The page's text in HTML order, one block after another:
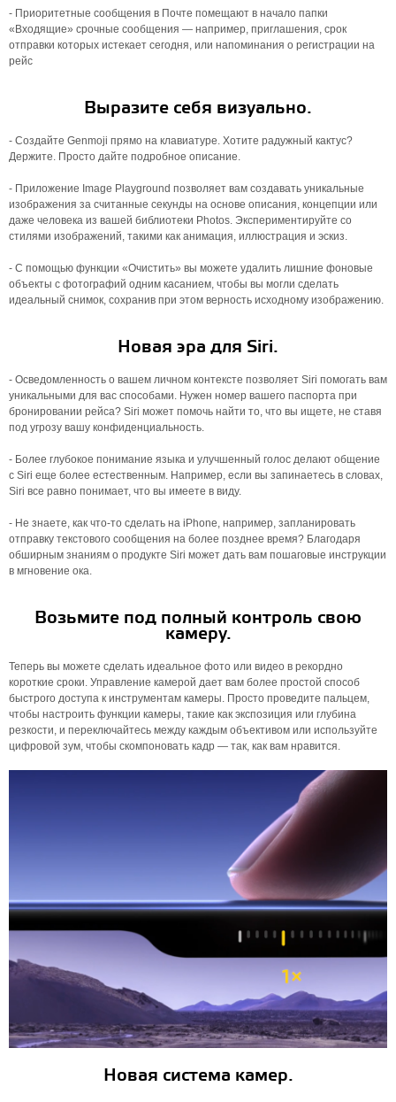
- Приоритетные сообщения в Почте помещают в начало папки
«Входящие» срочные сообщения — например, приглашения, срок
отправки которых истекает сегодня, или напоминания о регистрации на
рейс
Выразите себя визуально.
- Создайте Genmoji прямо на клавиатуре. Хотите радужный кактус?
Держите. Просто дайте подробное описание.
- Приложение Image Playground позволяет вам создавать уникальные
изображения за считанные секунды на основе описания, концепции или
даже человека из вашей библиотеки Photos. Экспериментируйте со
стилями изображений, такими как анимация, иллюстрация и эскиз.
- С помощью функции «Очистить» вы можете удалить лишние фоновые
объекты с фотографий одним касанием, чтобы вы могли сделать
идеальный снимок, сохранив при этом верность исходному изображению.
Новая эра для Siri.
- Осведомленность о вашем личном контексте позволяет Siri помогать вам
уникальными для вас способами. Нужен номер вашего паспорта при
бронировании рейса? Siri может помочь найти то, что вы ищете, не ставя
под угрозу вашу конфиденциальность.
- Более глубокое понимание языка и улучшенный голос делают общение
с Siri еще более естественным. Например, если вы запинаетесь в словах,
Siri все равно понимает, что вы имеете в виду.
- Не знаете, как что-то сделать на iPhone, например, запланировать
отправку текстового сообщения на более позднее время? Благодаря
обширным знаниям о продукте Siri может дать вам пошаговые инструкции
в мгновение ока.
Возьмите под полный контроль свою
камеру.
Теперь вы можете сделать идеальное фото или видео в рекордно
короткие сроки. Управление камерой дает вам более простой способ
быстрого доступа к инструментам камеры. Просто проведите пальцем,
чтобы настроить функции камеры, такие как экспозиция или глубина
резкости, и переключайтесь между каждым объективом или используйте
цифровой зум, чтобы скомпоновать кадр — так, как вам нравится.
Новая система камер.